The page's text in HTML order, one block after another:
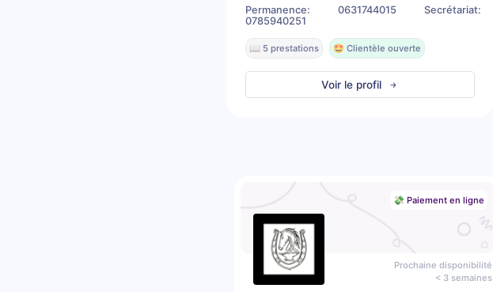
Permanence: 0631744015 Secrétariat:
0785940251
📖 5 prestations 🤩 Clientèle ouverte
Voir le profil
💸 Paiement en ligne
Prochaine disponibilité
< 3 semaines